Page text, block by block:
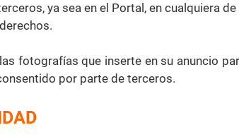
ya sea en el Portal, en cualquiera
fotografías que inserte en su anuncio
por parte de terceros.